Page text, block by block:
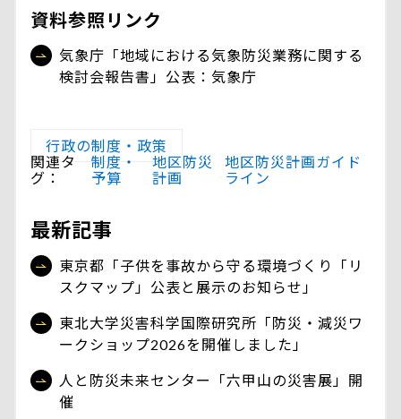
資料参照リンク
気象庁「地域における気象防災業務に関する
検討会報告書」公表：気象庁
行政の制度・政策
関連タ
グ：
制度・
予算
地区防災
計画
地区防災計画ガイド
ライン
最新記事
東京都「子供を事故から守る環境づくり「リ
スクマップ」公表と展示のお知らせ」
東北大学災害科学国際研究所「防災・減災ワ
ークショップ2026を開催しました」
人と防災未来センター「六甲山の災害展」開
催